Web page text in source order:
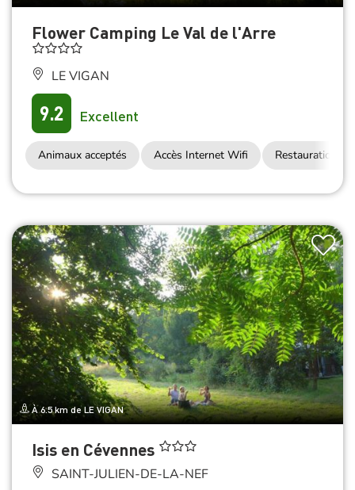
Flower Camping Le Val de l'Arre
LE VIGAN
9.2 Excellent
Animaux acceptés Accès Internet Wifi Restauration
À 6.5 km de LE VIGAN
Isis en Cévennes
SAINT-JULIEN-DE-LA-NEF